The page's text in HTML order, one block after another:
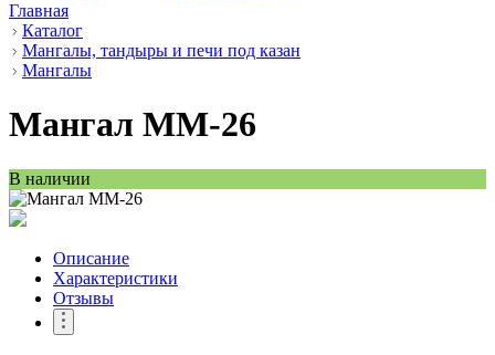
Главная
Каталог
Мангалы, тандыры и печи под казан
Мангалы
Мангал ММ-26
В наличии
Описание
Характеристики
Отзывы